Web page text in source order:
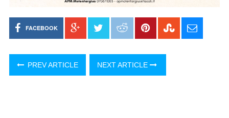
FACEBOOK
PREV ARTICLE NEXT ARTICLE